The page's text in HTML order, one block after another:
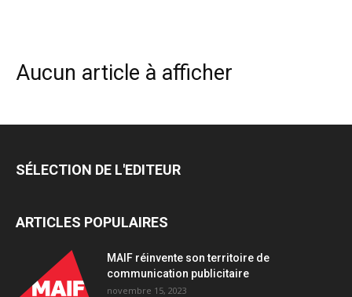
Aucun article à afficher
SÉLECTION DE L'EDITEUR
ARTICLES POPULAIRES
MAIF réinvente son territoire de
communication publicitaire
novembre 15, 2023